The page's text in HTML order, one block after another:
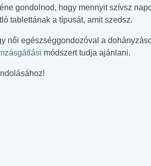
gondolnod, hogy mennyit szívsz
tablettának a típusát, amit szedsz.
női egészséggondozóval a
módszert tudja ajánlani.